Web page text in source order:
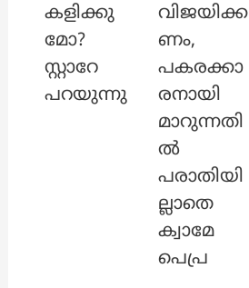
കളിക്കു
മോ?
സ്റ്റാറേ
പറയുന്നു
വിജയിക്ക
ണം,
പകരക്കാ
രനായി
മാറുന്നതി
ൽ
പരാതിയി
ല്ലാതെ
ക്വാമേ
പെപ്ര